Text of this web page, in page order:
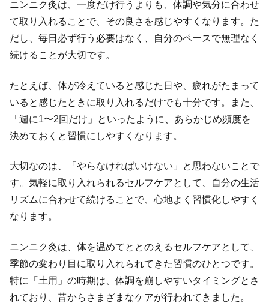
ニンニク灸は、一度だけ行うよりも、体調や気分に合わせ
て取り入れることで、その良さを感じやすくなります。た
だし、毎日必ず行う必要はなく、自分のペースで無理なく
続けることが大切です。
たとえば、体が冷えていると感じた日や、疲れがたまって
いると感じたときに取り入れるだけでも十分です。また、
「週に1〜2回だけ」といったように、あらかじめ頻度を
決めておくと習慣にしやすくなります。
大切なのは、「やらなければいけない」と思わないことで
す。気軽に取り入れられるセルフケアとして、自分の生活
リズムに合わせて続けることで、心地よく習慣化しやすく
なります。
ニンニク灸は、体を温めてととのえるセルフケアとして、
季節の変わり目に取り入れられてきた習慣のひとつです。
特に「土用」の時期は、体調を崩しやすいタイミングとさ
れており、昔からさまざまなケアが行われてきました。